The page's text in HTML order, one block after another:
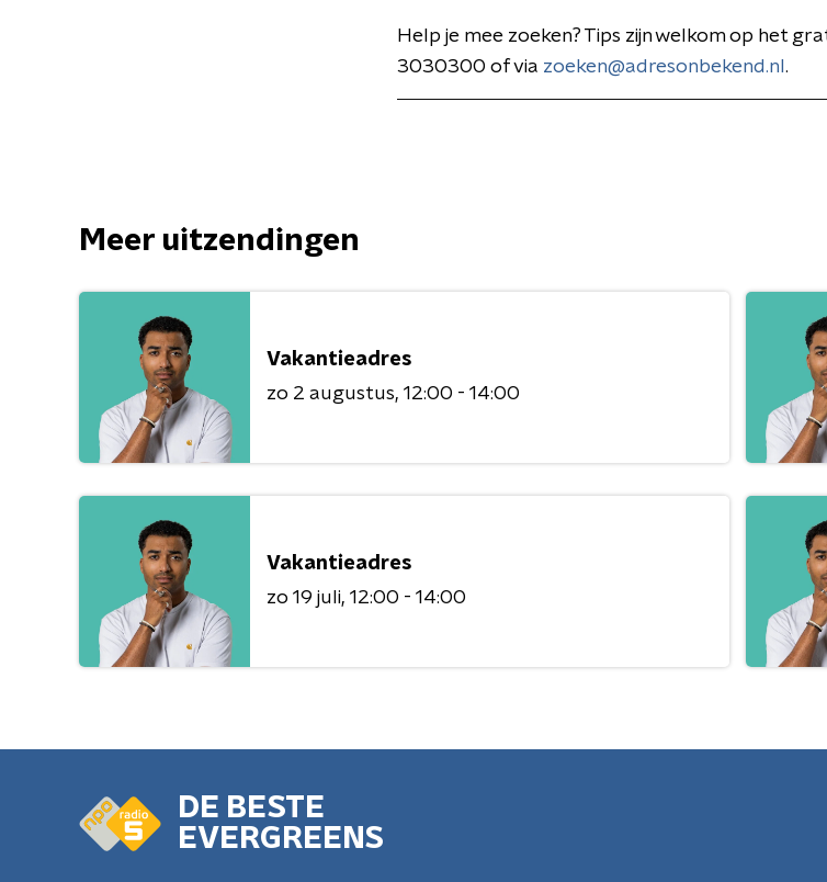
Help je mee zoeken? Tips zijn welkom op het
3030300 of via zoeken@adresonbekend.nl .
Meer uitzendingen
Vakantieadres
zo 2 augustus 12:00 - 14:00
Vakantieadres
zo 19 juli 12:00 - 14:00
DE BESTE
EVERGREENS